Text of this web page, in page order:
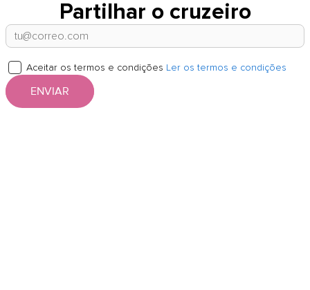
Partilhar o cruzeiro
Aceitar os termos e condições Ler os termos e condições
ENVIAR